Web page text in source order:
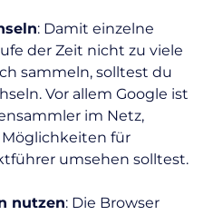
: Damit einzelne
der Zeit nicht zu viele
sammeln, solltest du
Vor allem Google ist
im Netz,
für
umsehen solltest.
nutzen: Die Browser